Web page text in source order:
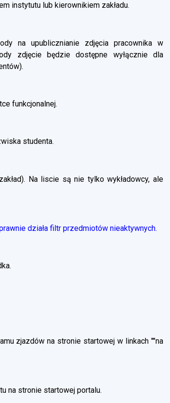
instytutu lub kierownikiem zakładu.
na upublicznianie zdjęcia pracownika w
zdjęcie będzie dostępne wyłącznie dla
funkcjonalnej.
studenta.
Na liscie są nie tylko wykładowcy, ale
działa filtr przedmiotów nieaktywnych.
zjazdów na stronie startowej w linkach ""na
na stronie startowej portalu.